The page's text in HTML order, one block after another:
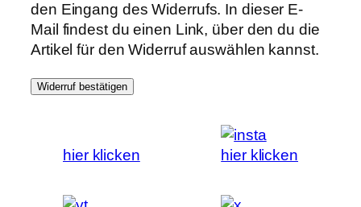
den Eingang des Widerrufs. In dieser E-
Mail findest du einen Link, über den du die
Artikel für den Widerruf auswählen kannst.
Widerruf bestätigen
hier klicken hier klicken